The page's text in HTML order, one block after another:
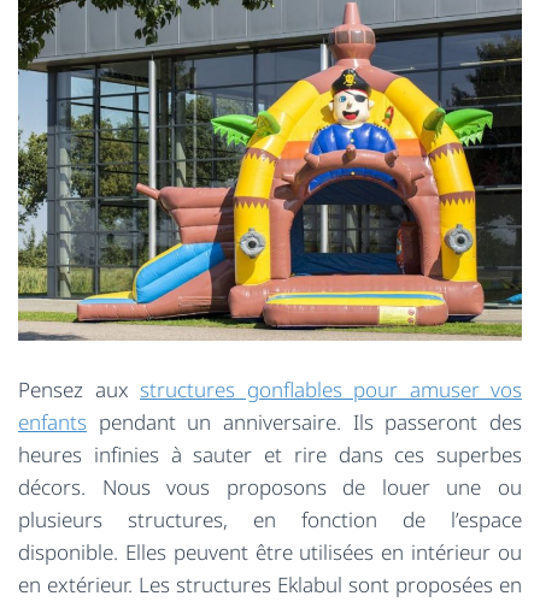
Pensez aux structures gonflables pour amuser vos
enfants pendant un anniversaire. Ils passeront des
heures infinies à sauter et rire dans ces superbes
décors. Nous vous proposons de louer une ou
plusieurs structures, en fonction de l’espace
disponible. Elles peuvent être utilisées en intérieur ou
en extérieur. Les structures Eklabul sont proposées en